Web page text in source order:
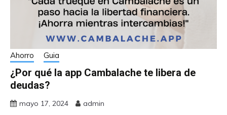
Ahorro Guia
¿Por qué la app Cambalache te libera de
deudas?
mayo 17, 2024 admin